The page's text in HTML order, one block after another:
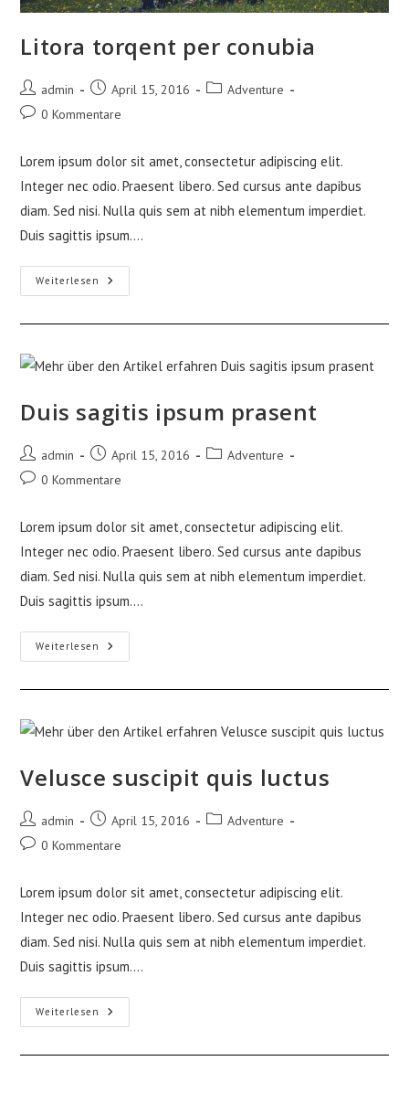
Litora torqent per conubia
Beitrags-
Autor:
admin
Beitrag
veröffentlicht:
April 15, 2016
Beitrags-
Adventure
Beitrags-
0 Kommentare
Lorem ipsum dolor sit amet, consectetur adipiscing elit.
Integer nec odio. Praesent libero. Sed cursus ante dapibus
diam. Sed nisi. Nulla quis sem at nibh elementum imperdiet.
Duis sagittis ipsum.…
Weiterlesen Litora
Torqent
Conubia
Duis sagitis ipsum prasent
Beitrags-
Autor:
admin
Beitrag
veröffentlicht:
April 15, 2016
Beitrags-
Adventure
Beitrags-
0 Kommentare
Lorem ipsum dolor sit amet, consectetur adipiscing elit.
Integer nec odio. Praesent libero. Sed cursus ante dapibus
diam. Sed nisi. Nulla quis sem at nibh elementum imperdiet.
Duis sagittis ipsum.…
Weiterlesen Duis
Sagitis
Prasent
Velusce suscipit quis luctus
Beitrags-
Autor:
admin
Beitrag
veröffentlicht:
April 15, 2016
Beitrags-
Adventure
Beitrags-
0 Kommentare
Lorem ipsum dolor sit amet, consectetur adipiscing elit.
Integer nec odio. Praesent libero. Sed cursus ante dapibus
diam. Sed nisi. Nulla quis sem at nibh elementum imperdiet.
Duis sagittis ipsum.…
Weiterlesen Velusce
Suscipit
Luctus